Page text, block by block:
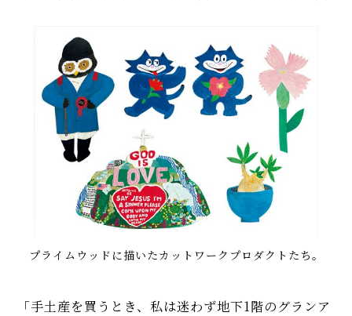
プライムウッドに描いたカットワークプロダクトたち。
「手土産を買うとき、私は迷わず地下1階のグランア